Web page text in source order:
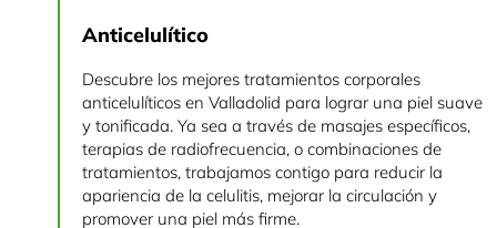
Anticelulítico
Descubre los mejores tratamientos corporales
anticelulíticos en Valladolid para lograr una piel suave
y tonificada. Ya sea a través de masajes específicos,
terapias de radiofrecuencia, o combinaciones de
tratamientos, trabajamos contigo para reducir la
apariencia de la celulitis, mejorar la circulación y
promover una piel más firme.